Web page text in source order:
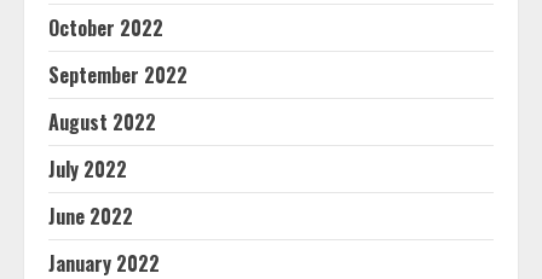
October 2022
September 2022
August 2022
July 2022
June 2022
January 2022